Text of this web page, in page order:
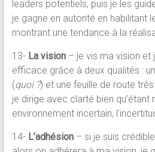
leaders potentiels, puis je les
je gagne en autorité en habilitant
montrant une tendance à la
13- La vision– je vis ma vision et
efficace grâce à deux qualités :
(quoi ?) et une feuille de route
je dirige avec clarté bien qu’étant
environnement incertain,
14- L’adhésion– si je suis